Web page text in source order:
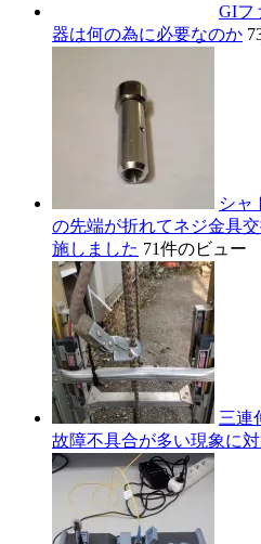
GIフ
器は何の為に必要なのか
シャ
の先端が折れてネジ金具
施しました 71件のビュー
三連
故障不具合が多い現象に